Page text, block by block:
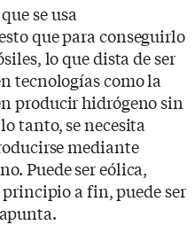
se usa
que para conseguirlo
lo que dista de ser
tecnologías como la
producir hidrógeno sin
tanto, se necesita
mediante
Puede ser eólica,
a fin, puede ser